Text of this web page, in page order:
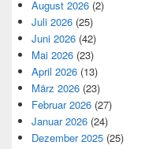
August 2026 (2)
Juli 2026 (25)
Juni 2026 (42)
Mai 2026 (23)
April 2026 (13)
März 2026 (23)
Februar 2026 (27)
Januar 2026 (24)
Dezember 2025 (25)